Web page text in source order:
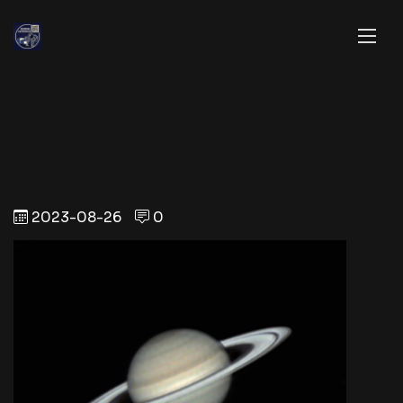
2023-08-26 0